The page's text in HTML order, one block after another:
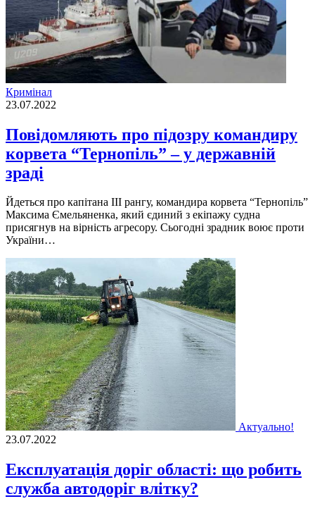
Кримінал
23.07.2022
Повідомляють про підозру командиру
корвета “Тернопіль” – у державній
зраді
Йдеться про капiтана III рангу, командира корвета “Тернопiль”
Максима Ємельяненка, який єдиний з екiпажу судна
присягнув на вiрнiсть агресору. Сьогоднi зрадник воює проти
України…
Актуально!
23.07.2022
Експлуатація доріг області: що робить
служба автодоріг влітку?